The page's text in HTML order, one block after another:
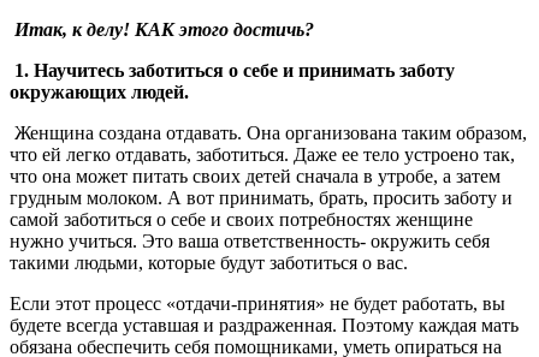
Итак, к делу! КАК этого достичь?
1. Научитесь заботиться о себе и принимать заботу
окружающих людей.
Женщина создана отдавать. Она организована таким образом,
что ей легко отдавать, заботиться. Даже ее тело устроено так,
что она может питать своих детей сначала в утробе, а затем
грудным молоком. А вот принимать, брать, просить заботу и
самой заботиться о себе и своих потребностях женщине
нужно учиться. Это ваша ответственность- окружить себя
такими людьми, которые будут заботиться о вас.
Если этот процесс «отдачи-принятия» не будет работать, вы
будете всегда уставшая и раздраженная. Поэтому каждая мать
обязана обеспечить себя помощниками, уметь опираться на